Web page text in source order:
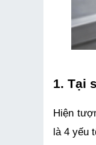
1. Tại
Hiện
là 4 yếu